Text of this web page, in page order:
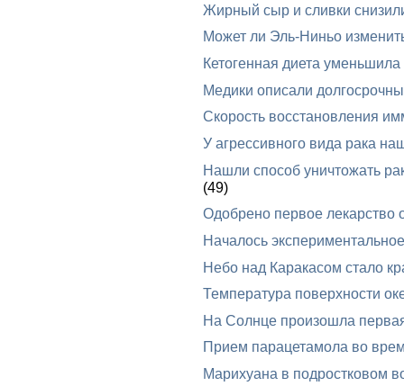
Жирный сыр и сливки
Может ли Эль-Ниньо
Кетогенная диета
Медики описали
Скорость восстановления
У агрессивного вида рака
Нашли способ уничтожать
(49)
Одобрено первое лекарство
Началось
Небо над Каракасом стало
Температура поверхности
На Солнце произошла
Прием парацетамола во
Марихуана в подростковом